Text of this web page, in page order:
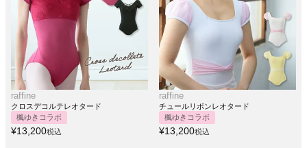
raffine
クロスデコルテレオタード
楓ゆきコラボ
¥13,200税込
raffine
チュールリボンレオタード
楓ゆきコラボ
¥13,200税込